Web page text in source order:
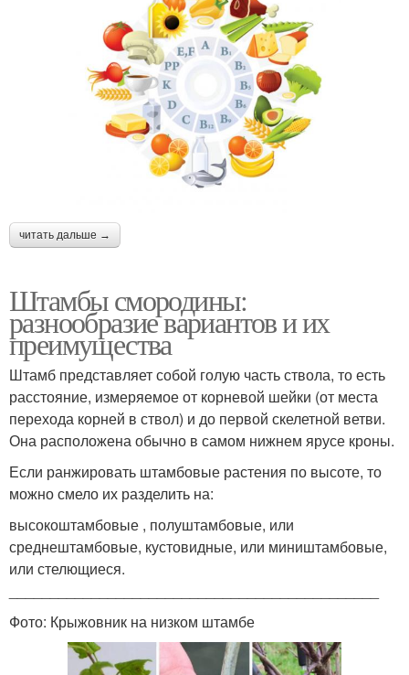
читать дальше →
Штамбы смородины:
разнообразие вариантов и их
преимущества
Штамб представляет собой голую часть ствола, то есть
расстояние, измеряемое от корневой шейки (от места
перехода корней в ствол) и до первой скелетной ветви.
Она расположена обычно в самом нижнем ярусе кроны.
Если ранжировать штамбовые растения по высоте, то
можно смело их разделить на:
высокоштамбовые , полуштамбовые, или
среднештамбовые, кустовидные, или миништамбовые,
или стелющиеся.
Фото: Крыжовник на низком штамбе